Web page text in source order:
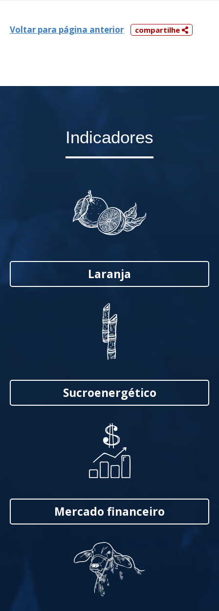
Voltar para página anterior compartilhe
Indicadores
Laranja
Sucroenergético
Mercado financeiro